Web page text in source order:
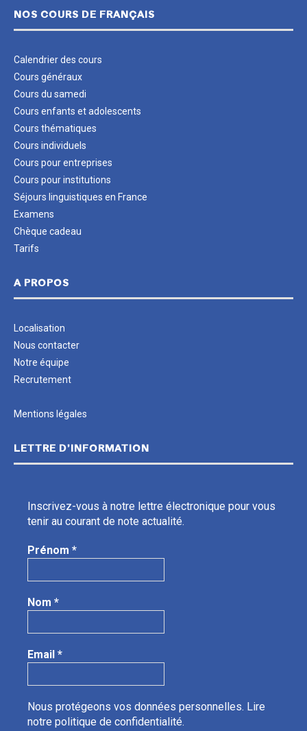
NOS COURS DE FRANÇAIS
Calendrier des cours
Cours généraux
Cours du samedi
Cours enfants et adolescents
Cours thématiques
Cours individuels
Cours pour entreprises
Cours pour institutions
Séjours linguistiques en France
Examens
Chèque cadeau
Tarifs
A PROPOS
Localisation
Nous contacter
Notre équipe
Recrutement
Mentions légales
LETTRE D’INFORMATION
Inscrivez-vous à notre lettre électronique pour vous
tenir au courant de note actualité.
Prénom *
Nom *
Email *
Nous protégeons vos données personnelles. Lire
notre politique de confidentialité.